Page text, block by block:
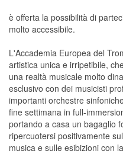
è offerta la possibilità di
molto accessibile.
L'Accademia Europea del
artistica unica e irripetibile,
una realtà musicale molto
esclusivo con dei musicisti
importanti orchestre
fine settimana in full-
portando a casa un bagaglio
ripercuotersi positivamente
musica e sulle esibizioni con